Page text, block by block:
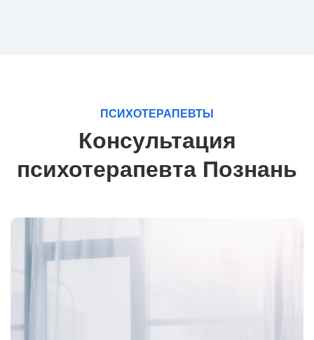
ПСИХОТЕРАПЕВТЫ
Консультация
психотерапевта Познань